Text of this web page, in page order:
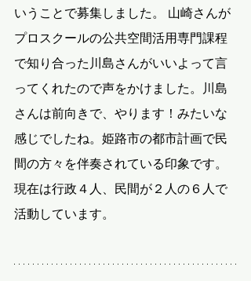
いうことで募集しました。 山崎さんが
プロスクールの公共空間活用専門課程
で知り合った川島さんがいいよって言
ってくれたので声をかけました。川島
さんは前向きで、やります！みたいな
感じでしたね。姫路市の都市計画で民
間の方々を伴奏されている印象です。
現在は行政４人、民間が２人の６人で
活動しています。